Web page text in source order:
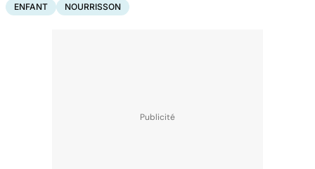
ENFANT NOURRISSON